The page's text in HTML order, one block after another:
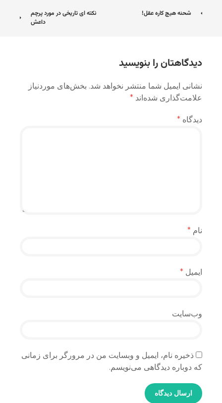
ناوبری
شحنه هیچ کاره عقل!
نکته ای تاریخی در مورد پرچم
داعش
دیدگاهتان را بنویسید
نشانی ایمیل شما منتشر نخواهد شد. بخش‌های موردنیاز
علامت‌گذاری شده‌اند *
دیدگاه *
نام *
ایمیل *
وب‌سایت
ذخیره نام، ایمیل و وبسایت من در مرورگر برای زمانی
که دوباره دیدگاهی می‌نویسم.